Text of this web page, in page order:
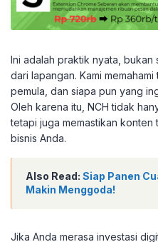
Ini adalah praktik nyata, bukan
dari lapangan. Kami
pemula, dan siapa pun yang
Oleh karena itu, NCH tidak
tetapi juga memastikan
bisnis Anda.
Also Read: Siap Panen
Makin Menggoda!
Jika Anda merasa investasi